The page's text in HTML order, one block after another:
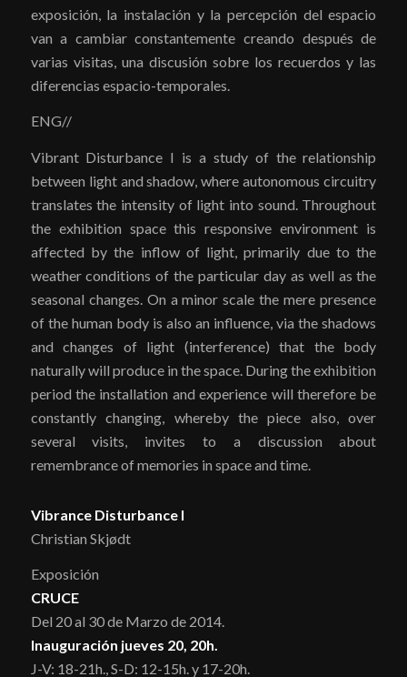
exposición, la instalación y la percepción del espacio
van a cambiar constantemente creando después de
varias visitas, una discusión sobre los recuerdos y las
diferencias espacio-temporales.
ENG//
Vibrant Disturbance I is a study of the relationship
between light and shadow, where autonomous circuitry
translates the intensity of light into sound. Throughout
the exhibition space this responsive environment is
affected by the inflow of light, primarily due to the
weather conditions of the particular day as well as the
seasonal changes. On a minor scale the mere presence
of the human body is also an influence, via the shadows
and changes of light (interference) that the body
naturally will produce in the space. During the exhibition
period the installation and experience will therefore be
constantly changing, whereby the piece also, over
several visits, invites to a discussion about
remembrance of memories in space and time.
Vibrance Disturbance I
Christian Skjødt
Exposición
CRUCE
Del 20 al 30 de Marzo de 2014.
Inauguración jueves 20, 20h.
J-V: 18-21h., S-D: 12-15h. y 17-20h.